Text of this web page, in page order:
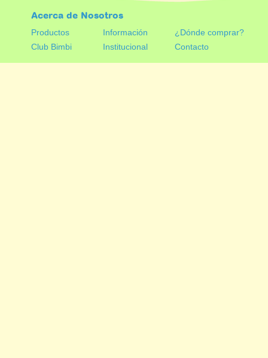
Acerca de Nosotros
Productos Información
¿Dónde comprar?
Club Bimbi
Institucional Contacto